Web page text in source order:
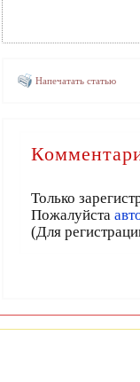
Напечатать статью
Только
Пожалуйста
(Для